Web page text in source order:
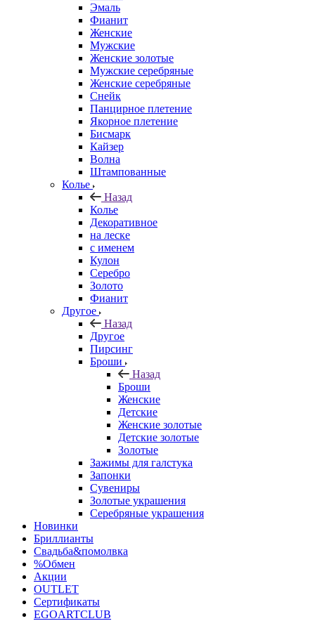
Эмаль
Фианит
Женские
Мужские
Женские золотые
Мужские серебряные
Женские серебряные
Снейк
Панцирное плетение
Якорное плетение
Бисмарк
Кайзер
Волна
Штампованные
Колье
Назад
Колье
Декоративное
на леске
с именем
Кулон
Серебро
Золото
Фианит
Другое
Назад
Другое
Пирсинг
Броши
Назад
Броши
Женские
Детские
Женские золотые
Детские золотые
Золотые
Зажимы для галстука
Запонки
Сувениры
Золотые украшения
Серебряные украшения
Новинки
Бриллианты
Свадьба&помолвка
%Обмен
Акции
OUTLET
Сертификаты
EGOARTCLUB